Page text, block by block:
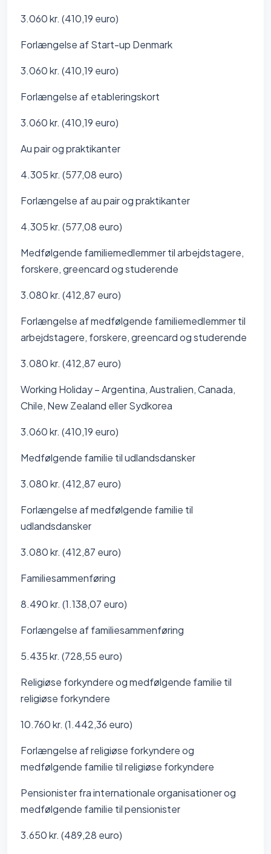
3.060 kr. (410,19 euro)
Forlængelse af Start-up Denmark
3.060 kr. (410,19 euro)
Forlængelse af etableringskort
3.060 kr. (410,19 euro)
Au pair og praktikanter
4.305 kr. (577,08 euro)
Forlængelse af au pair og praktikanter
4.305 kr. (577,08 euro)
Medfølgende familiemedlemmer til arbejdstagere,
forskere, greencard og studerende
3.080 kr. (412,87 euro)
Forlængelse af medfølgende familiemedlemmer til
arbejdstagere, forskere, greencard og studerende
3.080 kr. (412,87 euro)
Working Holiday – Argentina, Australien, Canada,
Chile, New Zealand eller Sydkorea
3.060 kr. (410,19 euro)
Medfølgende familie til udlandsdansker
3.080 kr. (412,87 euro)
Forlængelse af medfølgende familie til
udlandsdansker
3.080 kr. (412,87 euro)
Familiesammenføring
8.490 kr. (1.138,07 euro)
Forlængelse af familiesammenføring
5.435 kr. (728,55 euro)
Religiøse forkyndere og medfølgende familie til
religiøse forkyndere
10.760 kr. (1.442,36 euro)
Forlængelse af religiøse forkyndere og
medfølgende familie til religiøse forkyndere
Pensionister fra internationale organisationer og
medfølgende familie til pensionister
3.650 kr. (489,28 euro)